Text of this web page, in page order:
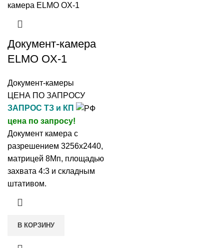
Документ-камера
ELMO OX-1
Документ-камеры
ЦЕНА ПО ЗАПРОСУ
ЗАПРОС ТЗ и КП
цена по запросу!
Документ камера с
разрешением 3256x2440,
матрицей 8Мп, площадью
захвата 4:3 и складным
штативом.
В КОРЗИНУ